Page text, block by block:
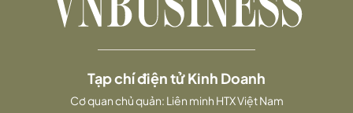
Tạp chí điện tử Kinh Doanh
Cơ quan chủ quản: Liên minh HTX Việt Nam